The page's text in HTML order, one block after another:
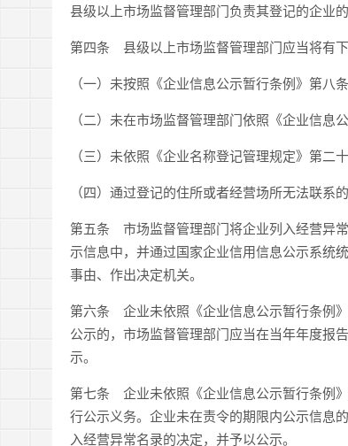
县级以上市场监督管理部门负责其登记的企业
第四条 县级以上市场监督管理部门应当将有
（一）未按照《企业信息公示暂行条例》第八
（二）未在市场监督管理部门依照《企业信息
（三）未依照《企业名称登记管理规定》第二
（四）通过登记的住所或者经营场所无法联系的
第五条 市场监督管理部门将企业列入经营异
示信息中，并通过国家企业信用信息公示系统
事由、作出决定机关。
第六条 企业未依照《企业信息公示暂行条例
公示的，市场监督管理部门应当在当年年度报
示。
第七条 企业未依照《企业信息公示暂行条例
行公示义务。企业未在责令的期限内公示信息
入经营异常名录的决定，并予以公示。